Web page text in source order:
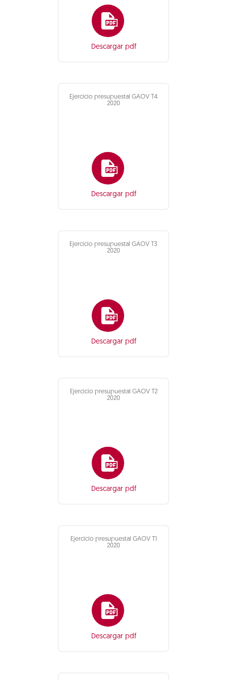
Descargar pdf
Ejercicio presupuestal GAOV T4
2020
Descargar pdf
Ejercicio presupuestal GAOV T3
2020
Descargar pdf
Ejercicio presupuestal GAOV T2
2020
Descargar pdf
Ejercicio presupuestal GAOV T1
2020
Descargar pdf